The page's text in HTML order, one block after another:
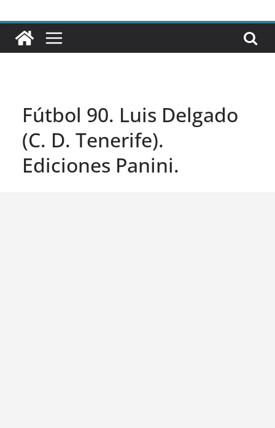
Fútbol 90. Luis Delgado
(C. D. Tenerife).
Ediciones Panini.